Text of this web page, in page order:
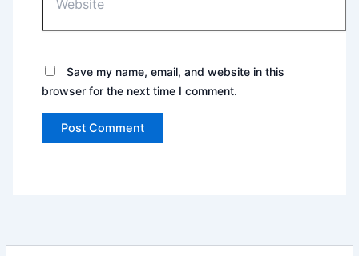
Save my name, email, and website in this
browser for the next time I comment.